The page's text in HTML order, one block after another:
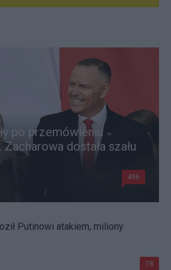
po przemówieniu
dostała szału
496
Putinowi atakiem, miliony
78